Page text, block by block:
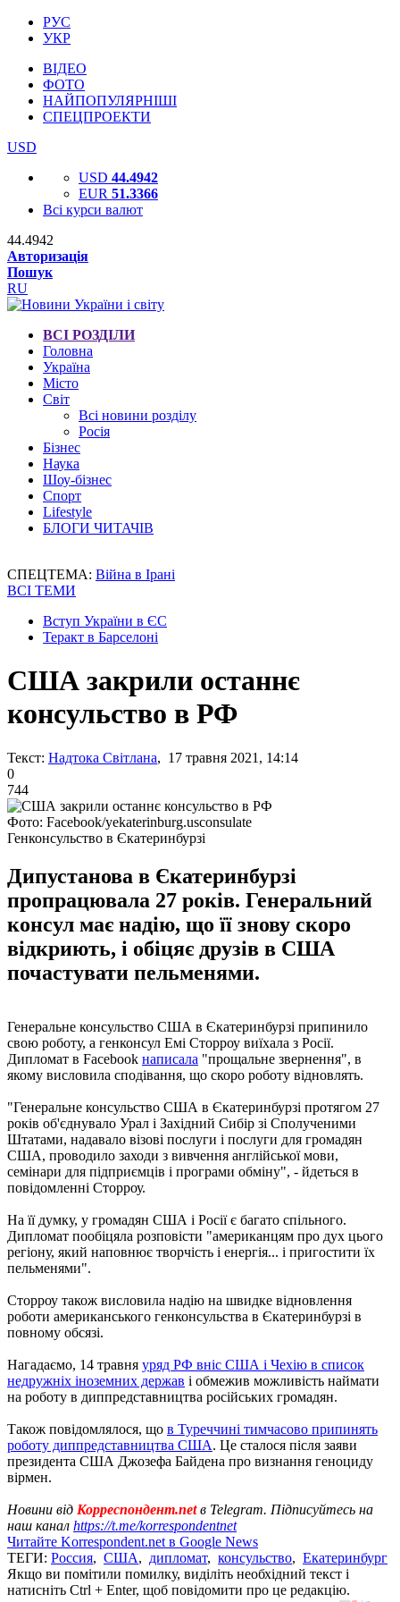
РУС
УКР
ВІДЕО
ФОТО
НАЙПОПУЛЯРНІШІ
СПЕЦПРОЕКТИ
USD
USD 44.4942
EUR 51.3366
Всі курси валют
44.4942
Авторизація
Пошук
RU
ВСІ РОЗДІЛИ
Головна
Україна
Місто
Світ
Всі новини розділу
Росія
Бізнес
Наука
Шоу-бізнес
Спорт
Lifestyle
БЛОГИ ЧИТАЧІВ
СПЕЦТЕМА: Війна в Ірані
ВСІ ТЕМИ
Вступ України в ЄС
Теракт в Барселоні
США закрили останнє
консульство в РФ
Текст: Надтока Світлана, 17 травня 2021, 14:14
0
744
Фото: Facebook/yekaterinburg.usconsulate
Генконсульство в Єкатеринбурзі
Дипустанова в Єкатеринбурзі
пропрацювала 27 років. Генеральний
консул має надію, що її знову скоро
відкриють, і обіцяє друзів в США
почастувати пельменями.
Генеральне консульство США в Єкатеринбурзі припинило
свою роботу, а генконсул Емі Сторроу виїхала з Росії.
Дипломат в Facebook написала "прощальне звернення", в
якому висловила сподівання, що скоро роботу відновлять.
"Генеральне консульство США в Єкатеринбурзі протягом 27
років об'єднувало Урал і Західний Сибір зі Сполученими
Штатами, надавало візові послуги і послуги для громадян
США, проводило заходи з вивчення англійської мови,
семінари для підприємців і програми обміну", - йдеться в
повідомленні Сторроу.
На її думку, у громадян США і Росії є багато спільного.
Дипломат пообіцяла розповісти "американцям про дух цього
регіону, який наповнює творчість і енергія... і пригостити їх
пельменями".
Сторроу також висловила надію на швидке відновлення
роботи американського генконсульства в Єкатеринбурзі в
повному обсязі.
Нагадаємо, 14 травня уряд РФ вніс США і Чехію в список
недружніх іноземних держав і обмежив можливість наймати
на роботу в диппредставництва російських громадян.
Також повідомлялося, що в Туреччині тимчасово припинять
роботу диппредставництва США. Це сталося після заяви
президента США Джозефа Байдена про визнання геноциду
вірмен.
Новини від Корреспондент.netв Telegram. Підписуйтесь на
наш канал https://t.me/korrespondentnet
Читайте Korrespondent.net в Google News
ТЕГИ: Россия, США, дипломат, консульство, Екатеринбург
Якщо ви помітили помилку, виділіть необхідний текст і
натисніть Ctrl + Enter, щоб повідомити про це редакцію.